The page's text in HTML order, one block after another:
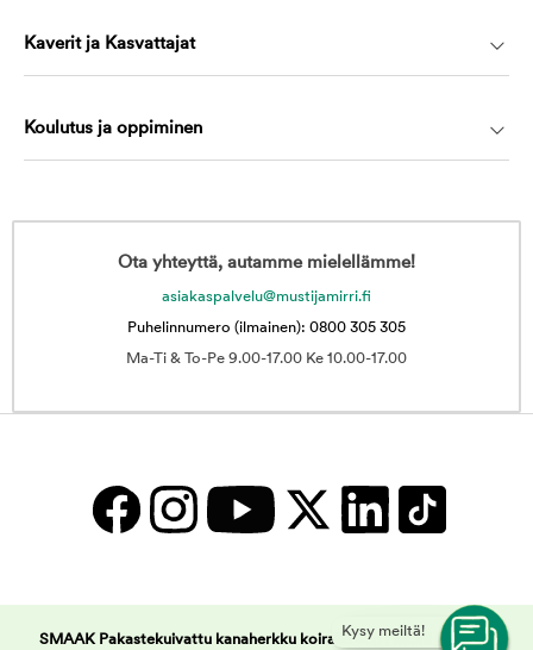
Kysy meiltä!
Kaverit ja Kasvattajat
Koulutus ja oppiminen
Ota yhteyttä, autamme mielellämme!
asiakaspalvelu@mustijamirri.fi
Puhelinnumero (ilmainen): 0800 305 305
Ma-Ti & To-Pe 9.00-17.00 Ke 10.00-17.00
SMAAK Pakastekuivattu kanaherkku koiralle 45g | Musti ja Mirri -